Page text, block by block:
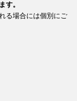
す。
る場合には個別にご